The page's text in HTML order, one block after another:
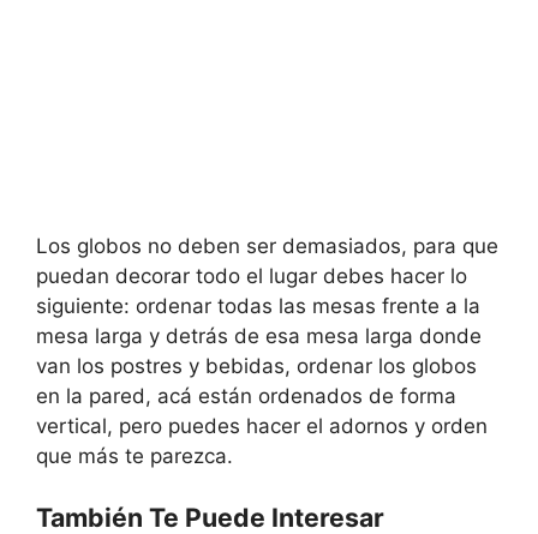
Los globos no deben ser demasiados, para que
puedan decorar todo el lugar debes hacer lo
siguiente: ordenar todas las mesas frente a la
mesa larga y detrás de esa mesa larga donde
van los postres y bebidas, ordenar los globos
en la pared, acá están ordenados de forma
vertical, pero puedes hacer el adornos y orden
que más te parezca.
También Te Puede Interesar